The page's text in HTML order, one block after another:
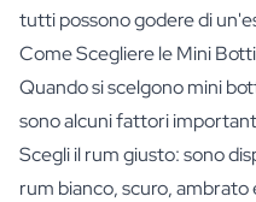
tutti possono godere di
Come Scegliere le Mini
Quando si scelgono mini
sono alcuni fattori
Scegli il rum giusto: sono
rum bianco, scuro, ambrato